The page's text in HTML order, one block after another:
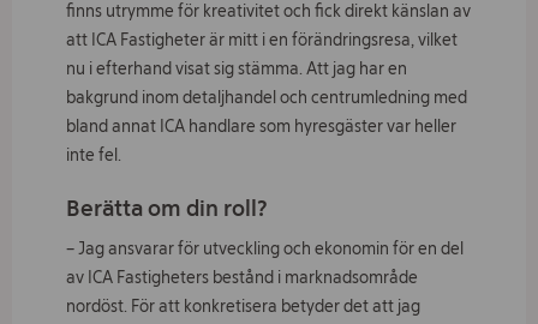
finns utrymme för kreativitet och fick direkt känslan av
att ICA Fastigheter är mitt i en förändringsresa, vilket
nu i efterhand visat sig stämma. Att jag har en
bakgrund inom detaljhandel och centrumledning med
bland annat ICA handlare som hyresgäster var heller
inte fel.
Berätta om din roll?
– Jag ansvarar för utveckling och ekonomin för en del
av ICA Fastigheters bestånd i marknadsområde
nordöst. För att konkretisera betyder det att jag